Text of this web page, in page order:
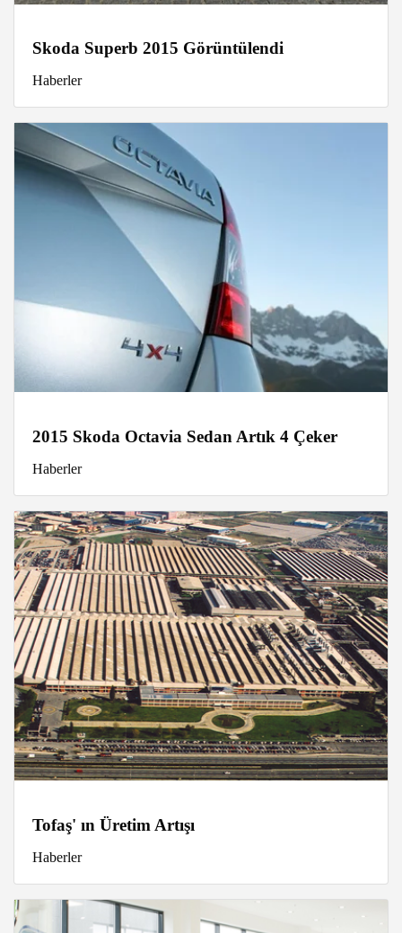
Skoda Superb 2015 Görüntülendi
Haberler
2015 Skoda Octavia Sedan Artık 4 Çeker
Haberler
Tofaş' ın Üretim Artışı
Haberler